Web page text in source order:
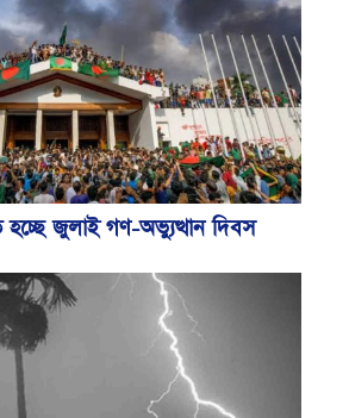
হচ্ছে জুলাই গণ-অভ্যুত্থান দিবস